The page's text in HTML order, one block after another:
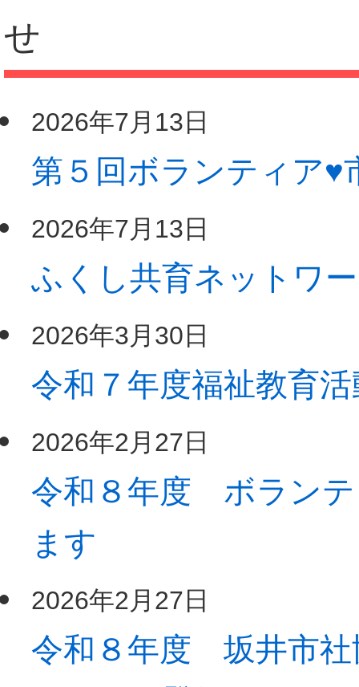
せ
2026年7月13日
第５回ボランティア♥
2026年7月13日
ふくし共育ネットワ
2026年3月30日
令和７年度福祉教育
2026年2月27日
令和８年度 ボランテ
ます
2026年2月27日
令和８年度 坂井市社